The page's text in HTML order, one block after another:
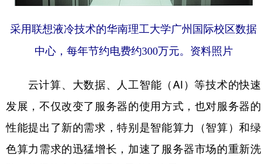
彩票 娱乐 时尚 悦读
文化产业
地方频道
采用联想液冷技术的华南理工大学广州国际校区数据
中心，每年节约电费约300万元。资料照片
云计算、大数据、人工智能（AI）等技术的快速
发展，不仅改变了服务器的使用方式，也对服务器的
性能提出了新的需求，特别是智能算力（智算）和绿
色算力需求的迅猛增长，加速了服务器市场的重新洗